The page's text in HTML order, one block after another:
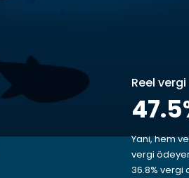
Reel vergi
47.5
Yani, hem
vergi
36.8% vergi